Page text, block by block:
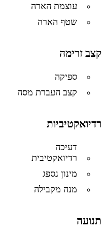
עוצמת הארה
שטף הארה
קצב זרימה
ספיקה
קצב העברת מסה
רדיואקטיביות
דעיכה
רדיואקטיבית
מינון נספג
מנה מקבילה
תנועה